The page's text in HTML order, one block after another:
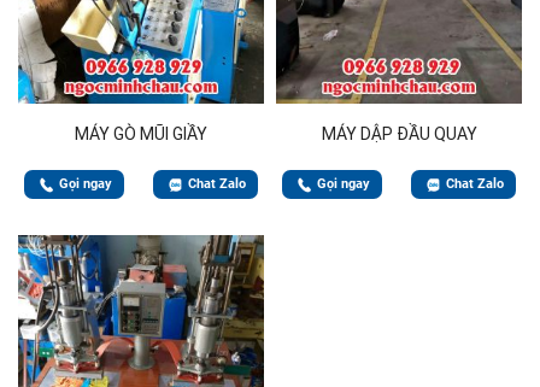
MÁY GÒ MŨI GIẦY
Gọi ngay Chat Zalo
MÁY DẬP ĐẦU QUAY
Gọi ngay Chat Zalo